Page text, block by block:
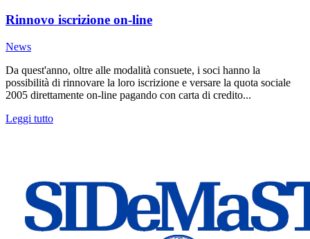
Rinnovo iscrizione on-line
News
Da quest'anno, oltre alle modalità consuete, i soci hanno la
possibilità di rinnovare la loro iscrizione e versare la quota sociale
2005 direttamente on-line pagando con carta di credito...
Leggi tutto